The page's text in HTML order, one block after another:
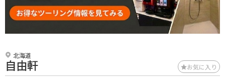
北海道
自由軒 お気に入り